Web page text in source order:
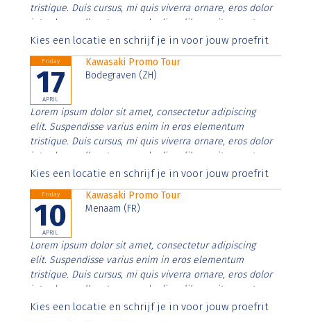
tristique. Duis cursus, mi quis viverra ornare, eros dolor
interdum nulla, ut commodo diam libero vitae erat.
Aenean faucibus nibh et justo cursus id rutrum lorem
Kies een locatie en schrijf je in voor jouw proefrit
Friday
17
APRIL
Kawasaki Promo Tour
Bodegraven (ZH)
Lorem ipsum dolor sit amet, consectetur adipiscing
elit. Suspendisse varius enim in eros elementum
tristique. Duis cursus, mi quis viverra ornare, eros dolor
interdum nulla, ut commodo diam libero vitae erat.
Aenean faucibus nibh et justo cursus id rutrum lorem
Kies een locatie en schrijf je in voor jouw proefrit
Friday
10
APRIL
Kawasaki Promo Tour
Menaam (FR)
Lorem ipsum dolor sit amet, consectetur adipiscing
elit. Suspendisse varius enim in eros elementum
tristique. Duis cursus, mi quis viverra ornare, eros dolor
interdum nulla, ut commodo diam libero vitae erat.
Aenean faucibus nibh et justo cursus id rutrum lorem
Kies een locatie en schrijf je in voor jouw proefrit